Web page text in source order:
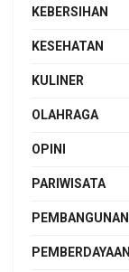
KEBERSIHAN
KESEHATAN
KULINER
OLAHRAGA
OPINI
PARIWISATA
PEMBANGUNAN
PEMBERDAYAAN